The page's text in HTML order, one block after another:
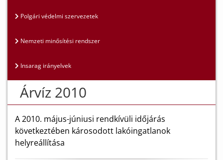
Polgári védelmi szervezetek
Nemzeti minősítési rendszer
Insarag irányelvek
Árvíz 2010
A 2010. május-júniusi rendkívüli időjárás
következtében károsodott lakóingatlanok
helyreállítása